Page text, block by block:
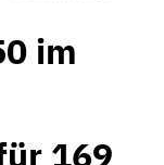
im
169